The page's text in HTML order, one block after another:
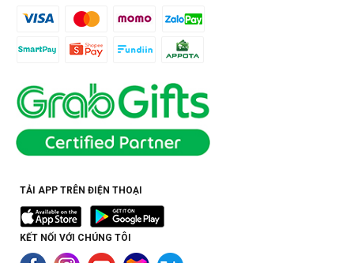
TẢI APP TRÊN ĐIỆN THOẠI
KẾT NỐI VỚI CHÚNG TÔI